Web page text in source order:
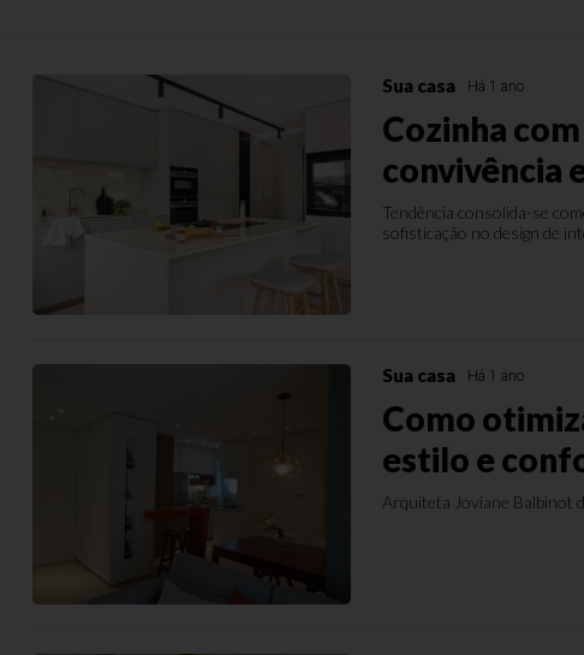
Sua casa Há 1 ano
Cozinha
convivência
Tendência consolida-se
sofisticação no design de
Sua casa Há 1 ano
Como
estilo e
Arquiteta Joviane Balbinot